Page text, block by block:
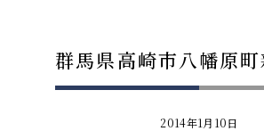
群馬県高崎市八幡原
2014年1月10日